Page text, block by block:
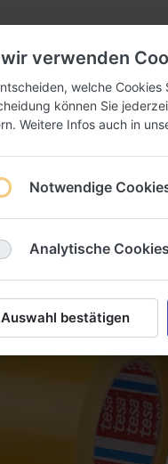
verwenden
welche
können Sie
Weitere Infos auch in
Notwendige
Analytische Cookies
Auswahl bestätigen